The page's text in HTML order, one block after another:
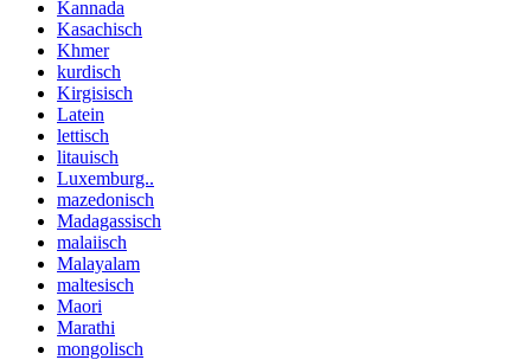
Kannada
Kasachisch
Khmer
kurdisch
Kirgisisch
Latein
lettisch
litauisch
Luxemburg..
mazedonisch
Madagassisch
malaiisch
Malayalam
maltesisch
Maori
Marathi
mongolisch